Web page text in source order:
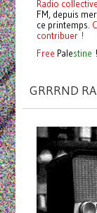
Radio
FM, depuis
ce printemps.
contribuer !
Free Palestine !
GRRRND